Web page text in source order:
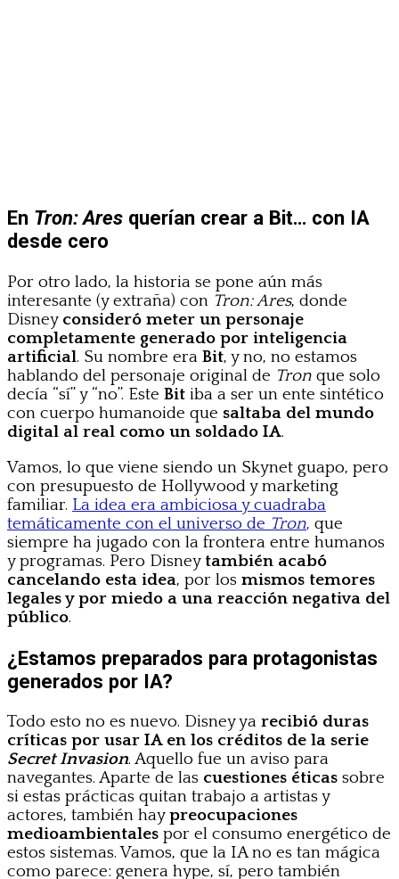
En Tron: Ares querían crear a Bit… con IA
desde cero
Por otro lado, la historia se pone aún más
interesante (y extraña) con Tron: Ares, donde
Disney consideró meter un personaje
completamente generado por inteligencia
artificial. Su nombre era Bit, y no, no estamos
hablando del personaje original de Tron que solo
decía “sí” y “no”. Este Bit iba a ser un ente sintético
con cuerpo humanoide que saltaba del mundo
digital al real como un soldado IA.
Vamos, lo que viene siendo un Skynet guapo, pero
con presupuesto de Hollywood y marketing
familiar. La idea era ambiciosa y cuadraba
temáticamente con el universo de Tron, que
siempre ha jugado con la frontera entre humanos
y programas. Pero Disney también acabó
cancelando esta idea, por los mismos temores
legales y por miedo a una reacción negativa del
público.
¿Estamos preparados para protagonistas
generados por IA?
Todo esto no es nuevo. Disney ya recibió duras
críticas por usar IA en los créditos de la serie
Secret Invasion. Aquello fue un aviso para
navegantes. Aparte de las cuestiones éticas sobre
si estas prácticas quitan trabajo a artistas y
actores, también haypreocupaciones
medioambientales por el consumo energético de
estos sistemas. Vamos, que la IA no es tan mágica
como parece: genera hype, sí, pero también